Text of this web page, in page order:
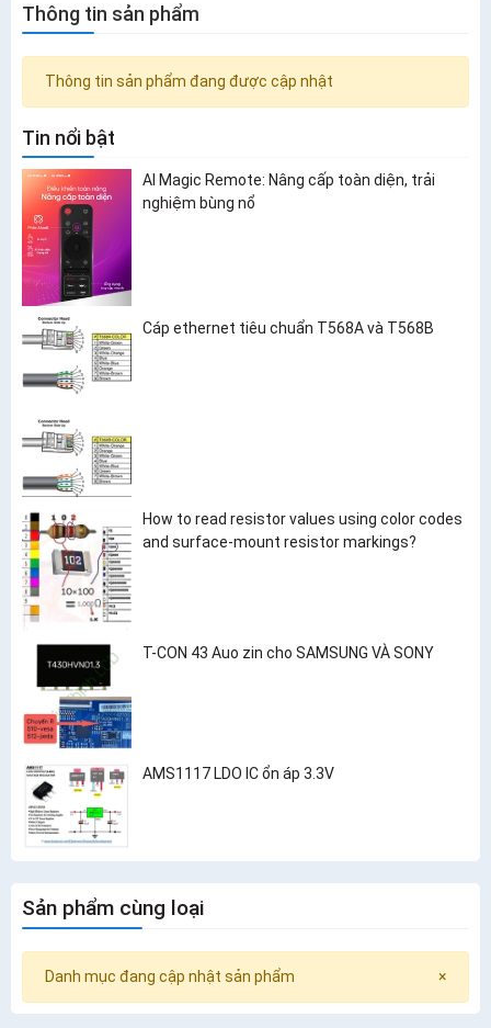
Thông tin sản phẩm
Thông tin sản phẩm đang được cập nhật
Tin nổi bật
AI Magic Remote: Nâng cấp toàn diện, trải
nghiệm bùng nổ
Cáp ethernet tiêu chuẩn T568A và T568B
How to read resistor values using color codes
and surface-mount resistor markings?
T-CON 43 Auo zin cho SAMSUNG VÀ SONY
AMS1117 LDO IC ổn áp 3.3V
Sản phẩm cùng loại
×
Danh mục đang cập nhật sản phẩm